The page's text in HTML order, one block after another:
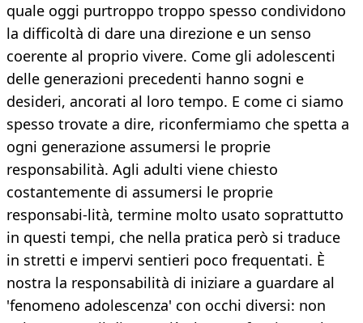
quale oggi purtroppo troppo spesso condividono
la difficoltà di dare una direzione e un senso
coerente al proprio vivere. Come gli adolescenti
delle generazioni precedenti hanno sogni e
desideri, ancorati al loro tempo. E come ci siamo
spesso trovate a dire, riconfermiamo che spetta a
ogni generazione assumersi le proprie
responsabilità. Agli adulti viene chiesto
costantemente di assumersi le proprie
responsabi-lità, termine molto usato soprattutto
in questi tempi, che nella pratica però si traduce
in stretti e impervi sentieri poco frequentati. È
nostra la responsabilità di iniziare a guardare al
'fenomeno adolescenza' con occhi diversi: non